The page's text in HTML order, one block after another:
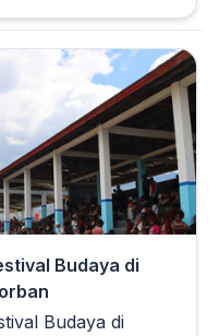
Budaya di
Budaya di